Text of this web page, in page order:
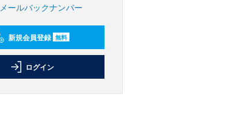
メールバックナンバー
新規会員登録 無料
ログイン